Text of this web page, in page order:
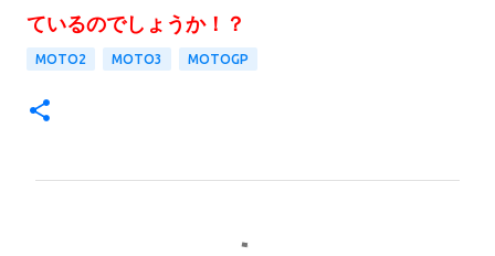
ているのでしょうか！？
MOTO2 MOTO3 MOTOGP